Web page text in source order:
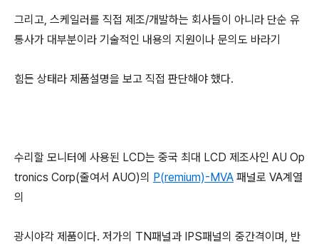
그리고, 스케일러를 직접 제조/개발하는 회사들이 아니라 단순 유
통사가 대부분이라 기술적인 내용의 지원이나 문의도 바라기
힘든 상태라 제품설명을 보고 직접 판단해야 했다.
수리할 모니터에 사용된 LCD는 중국 최대 LCD 제조사인 AU Op
tronics Corp(줄여서 AUO)의 P(remium)-MVA 패널로 VA계열
의
광시야각 제품이다. 저가의 TN패널과 IPS패널의 중간격이며, 반